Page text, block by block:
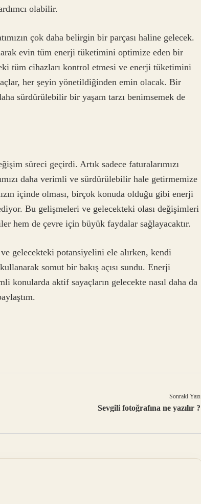
olabilir.
çok daha belirgin bir parçası haline gelecek.
evin tüm enerji tüketimini optimize eden bir
tüm cihazları kontrol etmesi ve enerji tüketimini
her şeyin yönetildiğinden emin olacak. Bir
sürdürülebilir bir yaşam tarzı benimsemek de
süreci geçirdi. Artık sadece faturalarımızı
daha verimli ve sürdürülebilir hale getirmemize
içinde olması, birçok konuda olduğu gibi enerji
Bu gelişmeleri ve gelecekteki olası değişimleri
hem de çevre için büyük faydalar sağlayacaktır.
gelecekteki potansiyelini ele alırken, kendi
somut bir bakış açısı sundu. Enerji
aktif sayaçların gelecekte nasıl daha da
Sonraki Yazı
Sevgili fotoğrafına ne yazılır ?